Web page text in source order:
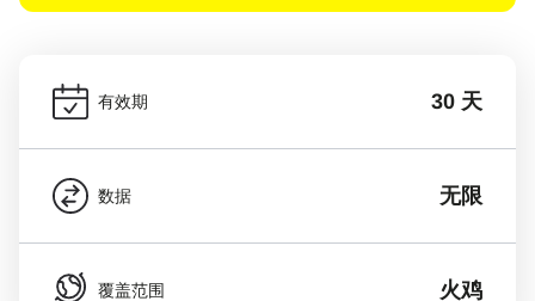
有效期 30 天
数据 无限
覆盖范围 火鸡